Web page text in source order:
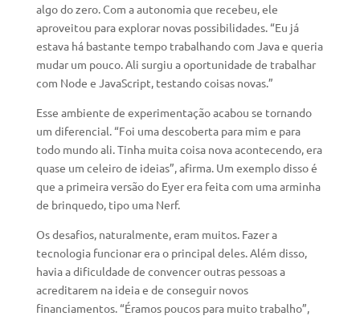
algo do zero. Com a autonomia que recebeu, ele
aproveitou para explorar novas possibilidades. “Eu já
estava há bastante tempo trabalhando com Java e queria
mudar um pouco. Ali surgiu a oportunidade de trabalhar
com Node e JavaScript, testando coisas novas.”
Esse ambiente de experimentação acabou se tornando
um diferencial. “Foi uma descoberta para mim e para
todo mundo ali. Tinha muita coisa nova acontecendo, era
quase um celeiro de ideias”, afirma. Um exemplo disso é
que a primeira versão do Eyer era feita com uma arminha
de brinquedo, tipo uma Nerf.
Os desafios, naturalmente, eram muitos. Fazer a
tecnologia funcionar era o principal deles. Além disso,
havia a dificuldade de convencer outras pessoas a
acreditarem na ideia e de conseguir novos
financiamentos. “Éramos poucos para muito trabalho”,